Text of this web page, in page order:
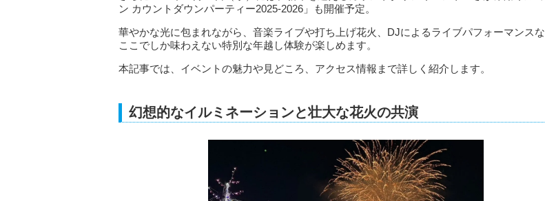
ン カウントダウンパーティー2025-2026」も開催予定。
華やかな光に包まれながら、音楽ライブや打ち上げ花火、DJによるライブパフォーマンスな
ここでしか味わえない特別な年越し体験が楽しめます。
本記事では、イベントの魅力や見どころ、アクセス情報まで詳しく紹介します。
幻想的なイルミネーションと壮大な花火の共演